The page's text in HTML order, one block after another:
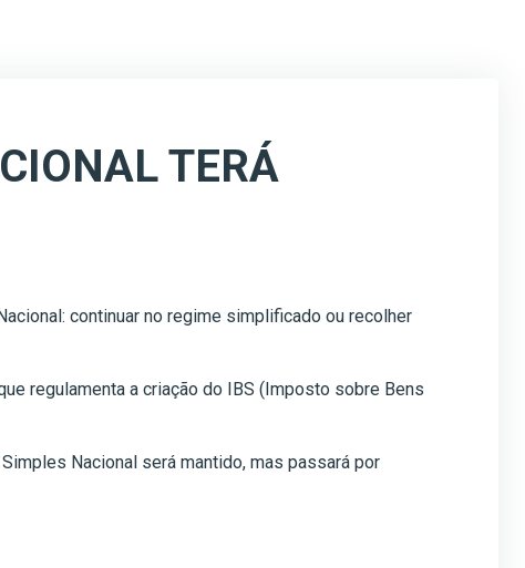
TERÁ
continuar no regime simplificado ou recolher
regulamenta a criação do IBS (Imposto sobre Bens
Nacional será mantido, mas passará por